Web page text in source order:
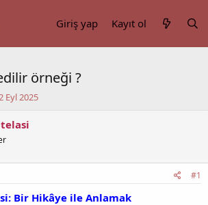
Giriş yap Kayıt ol
örneği ?
BEyl 2025
#1
Bir Hikâye ile Anlamak